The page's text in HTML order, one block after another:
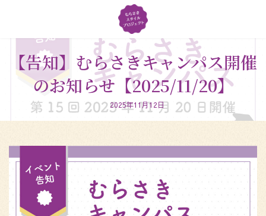
プ
動
【告知】むらさきキャンパス開催
のお知らせ【2025/11/20】
2025年11月12日